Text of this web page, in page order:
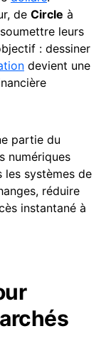
de Circle à
leurs
: dessiner
devient une
partie du
numériques
les systèmes de
réduire
instantané à